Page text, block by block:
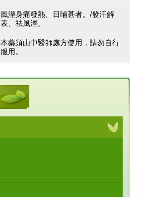
風溼身痛發熱、日晡甚者。/發汗解
表、祛風溼。
本藥須由中醫師處方使用，請勿自行
服用。